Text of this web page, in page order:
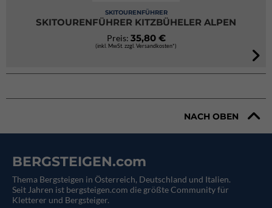
SKITOURENFÜHRER
SKITOURENFÜHRER KITZBÜHELER ALPEN
Preis: 35,80 €
(inkl. MwSt. zzgl. Versandkosten*)
NACH OBEN
BERGSTEIGEN.com
Thema Bergsteigen in Österreich, Deutschland und Italien.
Seit Jahren ist bergsteigen.com die größte Community für
Kletterer und Bergsteiger.